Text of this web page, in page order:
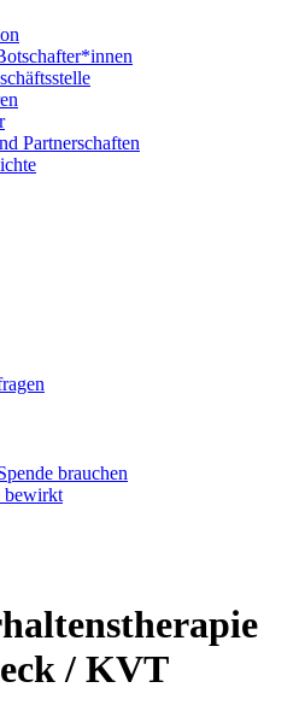
Partnerschaften
brauchen
bewirkt
/ KVT